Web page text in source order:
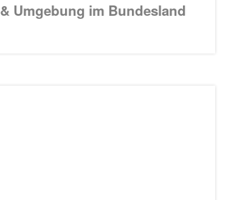
& Umgebung im Bundesland